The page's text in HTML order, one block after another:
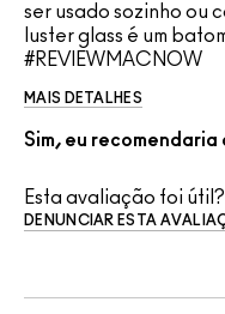
ser usado sozinho ou
luster glass é um
#REVIEWMACNOW
MAIS DETALHES
Sim, eu recomendaria
Esta avaliação foi útil?
DENUNCIAR ESTA